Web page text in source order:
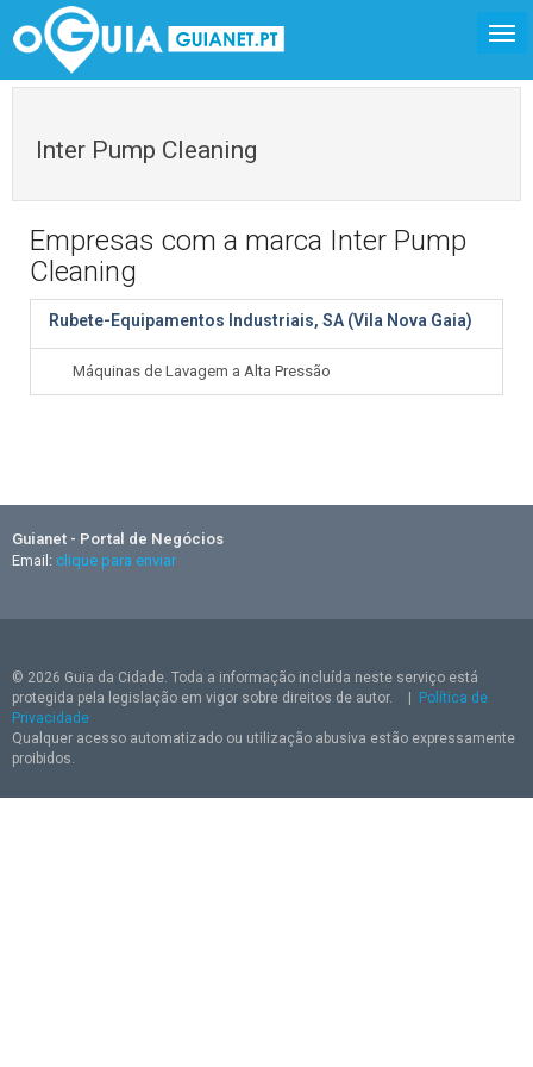
Inter Pump Cleaning
Empresas com a marca Inter Pump
Cleaning
Rubete-Equipamentos Industriais, SA (Vila Nova Gaia)
Máquinas de Lavagem a Alta Pressão
Guianet - Portal de Negócios
Email: clique para enviar
© 2026 Guia da Cidade. Toda a informação incluída neste serviço está
protegida pela legislação em vigor sobre direitos de autor.
Política de
Privacidade
Qualquer acesso automatizado ou utilização abusiva estão expressamente
proibidos.